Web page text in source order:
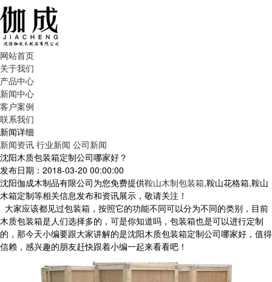
网站首页
关于我们
产品中心
新闻中心
客户案例
联系我们
新闻详细
新闻资讯 行业新闻 公司新闻
沈阳木质包装箱定制公司哪家好？
发布日期：2018-03-20 00:00:00
沈阳伽成木制品有限公司为您免费提供鞍山木制包装箱,鞍山花格箱,鞍山
木箱定制等相关信息发布和资讯展示，敬请关注！
大家应该都见过包装箱，按照它的功能不同可以分为不同的类别，目前
木质包装箱是人们选择多的，可是你知道吗，包装箱也是可以进行定制
的，那今天小编要跟大家讲解的是沈阳木质包装箱定制公司哪家好，值得
信赖，感兴趣的朋友赶快跟着小编一起来看看吧！